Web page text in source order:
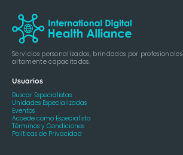
Servicios personalizados, brindados por profesionales
altamente capacitados.
Usuarios
Buscar Especialistas
Unidades Especializadas
Eventos
Accede como Especialista
Términos y Condiciones
Políticas de Privacidad